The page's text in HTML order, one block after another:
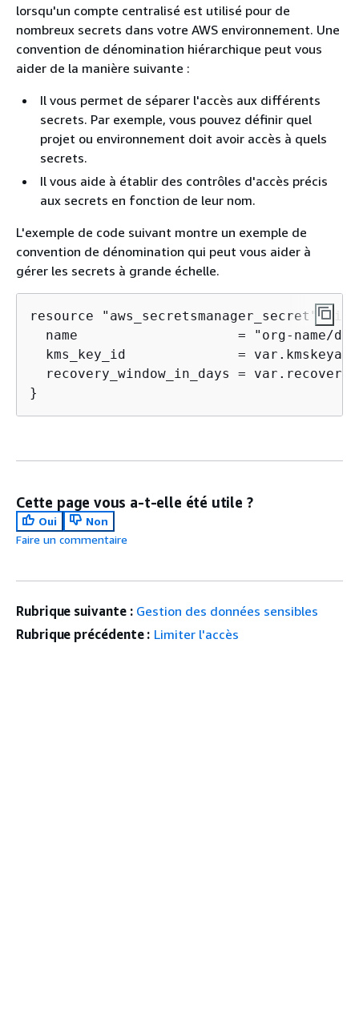
lorsqu'un compte centralisé est utilisé pour de
nombreux secrets dans votre AWS environnement. Une
convention de dénomination hiérarchique peut vous
aider de la manière suivante :
Il vous permet de séparer l'accès aux différents
secrets. Par exemple, vous pouvez définir quel
projet ou environnement doit avoir accès à quels
secrets.
Il vous aide à établir des contrôles d'accès précis
aux secrets en fonction de leur nom.
L'exemple de code suivant montre un exemple de
convention de dénomination qui peut vous aider à
gérer les secrets à grande échelle.
resource "aws_secretsmanager_secret"
name                    = "org-name/
  kms_key_id              = var.kmskeyarn
recovery_window_in_days =
}
Cette page vous a-t-elle été utile ?
Oui
Non
Faire un commentaire
Rubrique suivante : Gestion des données sensibles
Rubrique précédente : Limiter l'accès